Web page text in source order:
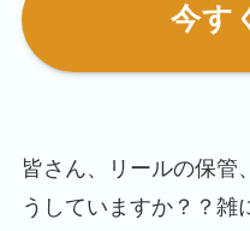
今す
皆さん、リールの保管
うしていますか？？雑